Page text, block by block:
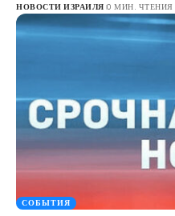
НОВОСТИ ИЗРАИЛЯ 0 МИН. ЧТЕНИЯ
СОБЫТИЯ